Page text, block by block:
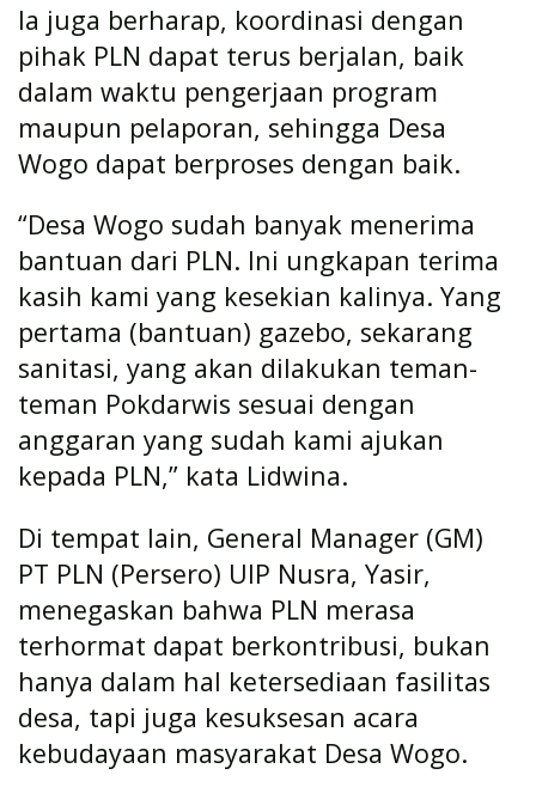
Ia juga berharap, koordinasi dengan
pihak PLN dapat terus berjalan, baik
dalam waktu pengerjaan program
maupun pelaporan, sehingga Desa
Wogo dapat berproses dengan baik.
“Desa Wogo sudah banyak menerima
bantuan dari PLN. Ini ungkapan terima
kasih kami yang kesekian kalinya. Yang
pertama (bantuan) gazebo, sekarang
sanitasi, yang akan dilakukan teman-
teman Pokdarwis sesuai dengan
anggaran yang sudah kami ajukan
kepada PLN,” kata Lidwina.
Di tempat lain, General Manager (GM)
PT PLN (Persero) UIP Nusra, Yasir,
menegaskan bahwa PLN merasa
terhormat dapat berkontribusi, bukan
hanya dalam hal ketersediaan fasilitas
desa, tapi juga kesuksesan acara
kebudayaan masyarakat Desa Wogo.